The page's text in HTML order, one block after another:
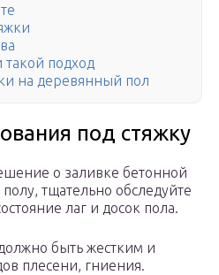
подход
на деревянный пол
под стяжку
о заливке бетонной
тщательно обследуйте
лаг и досок пола.
быть жестким и
плесени, гниения.